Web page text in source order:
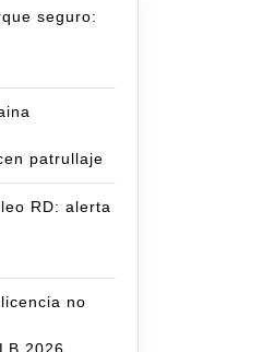
seguro:
patrullaje
RD: alerta
no